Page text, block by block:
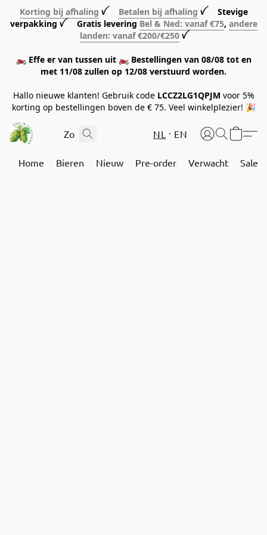
Korting bij afhaling ꪜ Betalen bij afhaling ꪜ Stevige
verpakking ꪜ Gratis levering Bel & Ned: vanaf €75, andere
landen: vanaf €200/€250 ꪜ
🏍️ Effe er van tussen uit 🏍️ Bestellingen van 08/08 tot en
met 11/08 zullen op 12/08 verstuurd worden.
Hallo nieuwe klanten! Gebruik code LCCZ2LG1QPJM voor 5%
korting op bestellingen boven de € 75. Veel winkelplezier! 🎉
NL EN
Home Bieren Nieuw Pre-order Verwacht Sale